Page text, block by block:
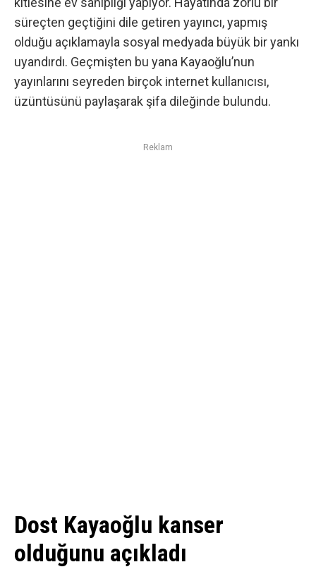
süreçten geçtiğini dile getiren yayıncı, yapmış
olduğu açıklamayla sosyal medyada büyük bir yankı
uyandırdı. Geçmişten bu yana Kayaoğlu’nun
yayınlarını seyreden birçok internet kullanıcısı,
üzüntüsünü paylaşarak şifa dileğinde bulundu.
Reklam
Dost Kayaoğlu kanser
olduğunu açıkladı